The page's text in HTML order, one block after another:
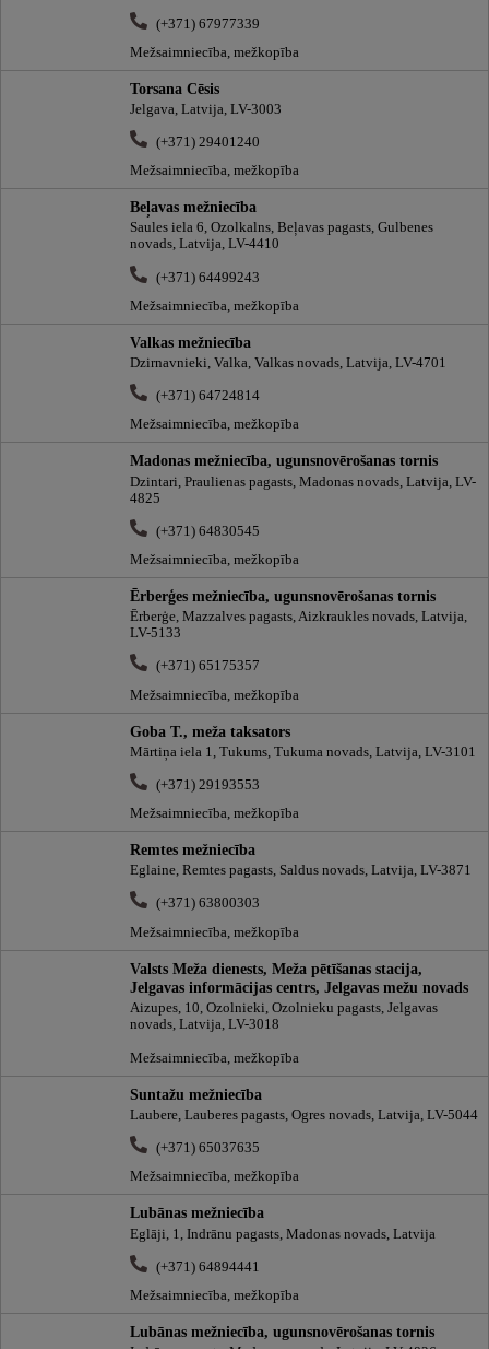
(+371) 67977339
Mežsaimniecība, mežkopība
Torsana Cēsis
Jelgava, Latvija, LV-3003
(+371) 29401240
Mežsaimniecība, mežkopība
Beļavas mežniecība
Saules iela 6, Ozolkalns, Beļavas pagasts, Gulbenes
novads, Latvija, LV-4410
(+371) 64499243
Mežsaimniecība, mežkopība
Valkas mežniecība
Dzirnavnieki, Valka, Valkas novads, Latvija, LV-4701
(+371) 64724814
Mežsaimniecība, mežkopība
Madonas mežniecība, ugunsnovērošanas tornis
Dzintari, Praulienas pagasts, Madonas novads, Latvija, LV-
4825
(+371) 64830545
Mežsaimniecība, mežkopība
Ērberģes mežniecība, ugunsnovērošanas tornis
Ērberģe, Mazzalves pagasts, Aizkraukles novads, Latvija,
LV-5133
(+371) 65175357
Mežsaimniecība, mežkopība
Goba T., meža taksators
Mārtiņa iela 1, Tukums, Tukuma novads, Latvija, LV-3101
(+371) 29193553
Mežsaimniecība, mežkopība
Remtes mežniecība
Eglaine, Remtes pagasts, Saldus novads, Latvija, LV-3871
(+371) 63800303
Mežsaimniecība, mežkopība
Valsts Meža dienests, Meža pētīšanas stacija,
Jelgavas informācijas centrs, Jelgavas mežu novads
Aizupes, 10, Ozolnieki, Ozolnieku pagasts, Jelgavas
novads, Latvija, LV-3018
Mežsaimniecība, mežkopība
Suntažu mežniecība
Laubere, Lauberes pagasts, Ogres novads, Latvija, LV-5044
(+371) 65037635
Mežsaimniecība, mežkopība
Lubānas mežniecība
Eglāji, 1, Indrānu pagasts, Madonas novads, Latvija
(+371) 64894441
Mežsaimniecība, mežkopība
Lubānas mežniecība, ugunsnovērošanas tornis